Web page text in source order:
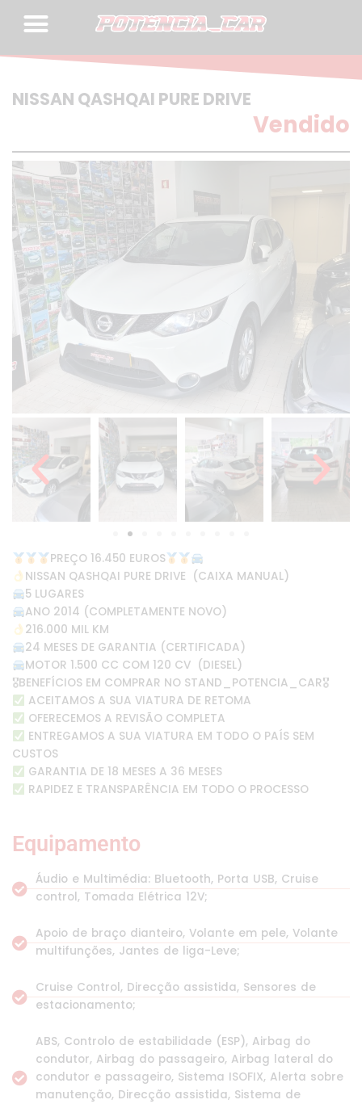
NISSAN QASHQAI PURE DRIVE
Vendido
PREÇO 16.450 EUROS
NISSAN QASHQAI PURE DRIVE (CAIXA MANUAL)
5 LUGARES
ANO 2014 (COMPLETAMENTE NOVO)
216.000 MIL KM
24 MESES DE GARANTIA (CERTIFICADA)
MOTOR 1.500 CC COM 120 CV (DIESEL)
🎖BENEFÍCIOS EM COMPRAR NO STAND_POTENCIA_CAR🎖
ACEITAMOS A SUA VIATURA DE RETOMA
OFERECEMOS A REVISÃO COMPLETA
ENTREGAMOS A SUA VIATURA EM TODO O PAÍS SEM
CUSTOS
GARANTIA DE 18 MESES A 36 MESES
RAPIDEZ E TRANSPARÊNCIA EM TODO O PROCESSO
Equipamento
Áudio e Multimédia: Bluetooth, Porta USB, Cruise
control, Tomada Elétrica 12V;
Apoio de braço dianteiro, Volante em pele, Volante
multifunções, Jantes de liga-Leve;
Cruise Control, Direcção assistida, Sensores de
estacionamento;
ABS, Controlo de estabilidade (ESP), Airbag do
condutor, Airbag do passageiro, Airbag lateral do
condutor e passageiro, Sistema ISOFIX, Alerta sobre
manutenção, Direcção assistida, Sistema de